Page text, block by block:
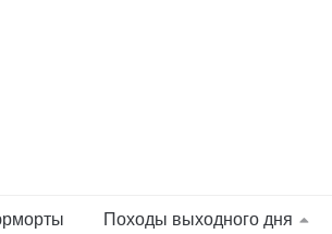
Походы выходного дня